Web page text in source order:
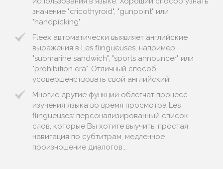
значение "cricothyroid", "gunpoint" или
"handpicking".
Fleex автоматически выявляет английские
выражения в Les flingueuses, например,
"submarine sandwich", "sports announcer" или
"prohibition era". Отличный способ
усовершенствовать свой английский!
Многие другие функции облегчат процесс
изучения языка во время просмотра Les
flingueuses: персонализированный список
слов, которые Вы хотите выучить, простая
навигация по субтитрам, медленное
произношение диалогов...